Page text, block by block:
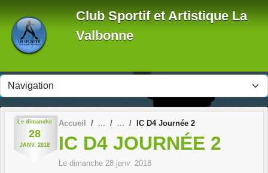
Club Sportif et Artistique La
Valbonne
Le dimanche
28
JANV. 2018
Accueil IC D4 Journée 2
IC D4 JOURNÉE 2
Le dimanche 28 janv. 2018